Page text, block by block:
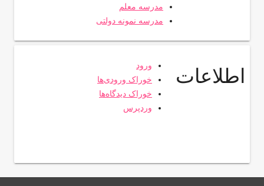
مدرسه معلم
مدرسه نمونه دولتی
اطلاعات
ورود
خوراک ورودی‌ها
خوراک دیدگاه‌ها
وردپرس